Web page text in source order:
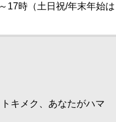
17時（土日祝/年末年始は
キメク、あなたがハマ